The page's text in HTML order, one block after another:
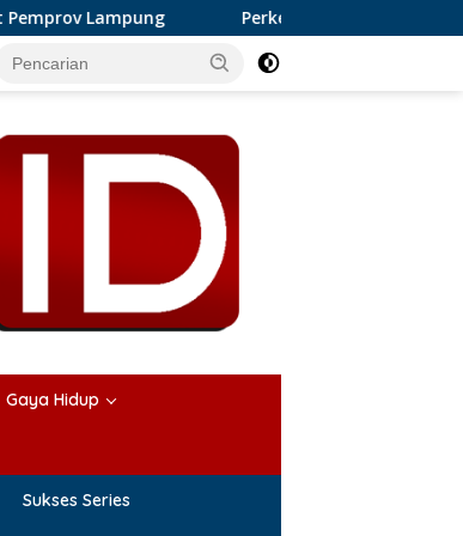
Perkembangan Bisnis Karangan Bunga di
Gaya Hidup
Sukses Series